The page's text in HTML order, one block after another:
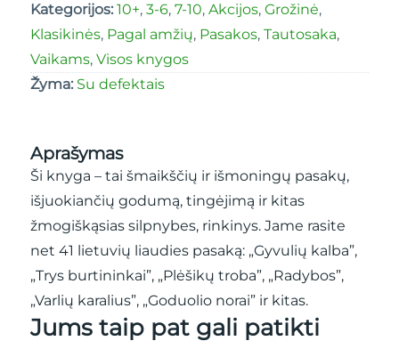
Kategorijos: 10+, 3-6, 7-10, Akcijos, Grožinė,
Klasikinės, Pagal amžių, Pasakos, Tautosaka,
Vaikams, Visos knygos
Žyma: Su defektais
Aprašymas
Ši knyga – tai šmaikščių ir išmoningų pasakų,
išjuokiančių godumą, tingėjimą ir kitas
žmogiškąsias silpnybes, rinkinys. Jame rasite
net 41 lietuvių liaudies pasaką: „Gyvulių kalba”,
„Trys burtininkai”, „Plėšikų troba”, „Radybos”,
„Varlių karalius”, „Goduolio norai” ir kitas.
Jums taip pat gali patikti